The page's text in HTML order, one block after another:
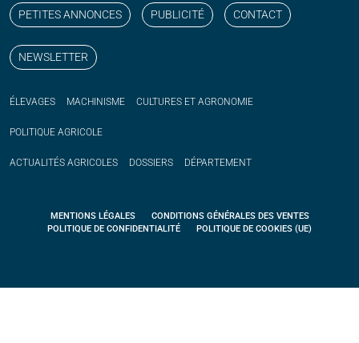
PETITES ANNONCES PUBLICITÉ CONTACT
NEWSLETTER
ÉLEVAGES MACHINISME CULTURES ET AGRONOMIE
POLITIQUE AGRICOLE
ACTUALITÉS AGRICOLES DOSSIERS DÉPARTEMENT
MENTIONS LÉGALES
CONDITIONS GÉNÉRALES DES VENTES
POLITIQUE DE CONFIDENTIALITÉ
POLITIQUE DE COOKIES (UE)